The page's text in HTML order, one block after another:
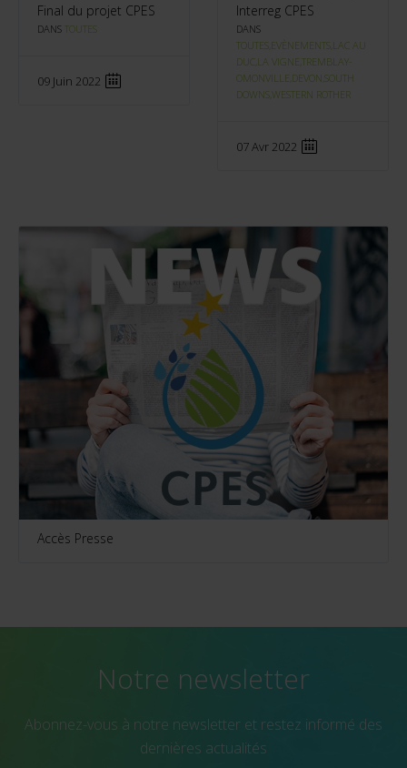
Final du projet CPES
DANSTOUTES
09 Juin 2022
Interreg CPES
DANS
TOUTES,EVÈNEMENTS,LAC AU
DUC,LA VIGNE,TREMBLAY-
OMONVILLE,DEVON,SOUTH
DOWNS,WESTERN ROTHER
07 Avr 2022
Accès Presse
Notre newsletter
Abonnez-vous à notre newsletter et restez informé des
dernières actualités